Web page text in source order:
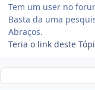
Tem um user no
Basta da uma
Abraços.
Teria o link deste